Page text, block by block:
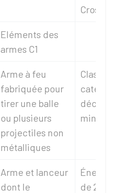
Crosse
Eléments des
armes C1
Arme à feu
fabriquée pour
tirer une balle
ou plusieurs
projectiles non
métalliques
Classée
catégorie
décision
Arme et lanceur
dont le
Énergie
de 20